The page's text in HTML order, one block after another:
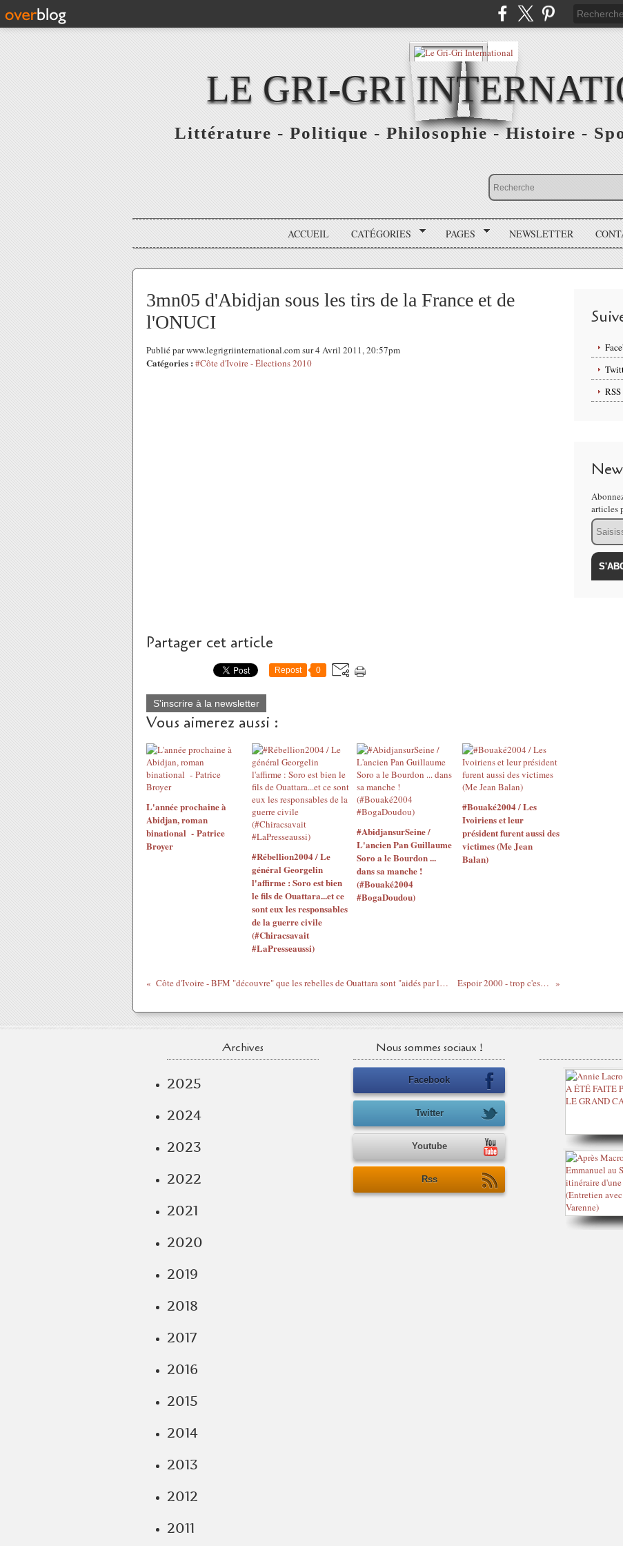
LE GRI-GRI
Littérature - Politique - Philosophie - Histoire -
ACCUEIL CATÉGORIES PAGES NEWSLETTER
3mn05 d'Abidjan sous les tirs de la France et de
l'ONUCI
Publié par www.legrigriinternational.com sur 4 Avril 2011, 20:57pm
Catégories : #Côte d'Ivoire - Élections 2010
Partager cet article
Repost 0
S'inscrire à la newsletter
Vous aimerez aussi :
L'année prochaine à
Abidjan, roman
binational - Patrice
Broyer
#Rébellion2004 / Le
général Georgelin
l'affirme : Soro est bien
le fils de Ouattara...et ce
sont eux les responsables
de la guerre civile
(#Chiracsavait
#LaPresseaussi)
#AbidjansurSeine /
L'ancien Pan Guillaume
Soro a le Bourdon ...
dans sa manche !
(#Bouaké2004
#BogaDoudou)
#Bouaké2004 / Les
Ivoiriens et leur
président furent aussi des
victimes (Me Jean
Balan)
Côte d'Ivoire - BFM "découvre" que les rebelles de Ouattara sont "aidés par l'extérieur" Espoir 2000 - trop c'est trop
RSS
articles
Email
Archives
2025
2024
2023
2022
2021
2020
2019
2018
2017
2016
2015
2014
2013
2012
2011
Nous sommes sociaux !
Facebook
Twitter
Youtube
Rss